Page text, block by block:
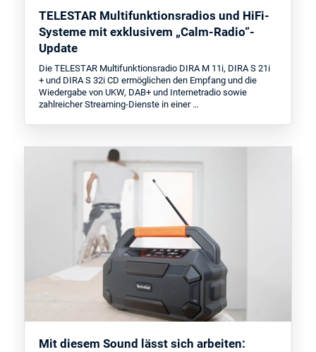
TELESTAR Multifunktionsradios und HiFi-
Systeme mit exklusivem „Calm-Radio“-
Update
Die TELESTAR Multifunktionsradio DIRA M 11i, DIRA S 21i
+ und DIRA S 32i CD ermöglichen den Empfang und die
Wiedergabe von UKW, DAB+ und Internetradio sowie
zahlreicher Streaming-Dienste in einer …
Mit diesem Sound lässt sich arbeiten: